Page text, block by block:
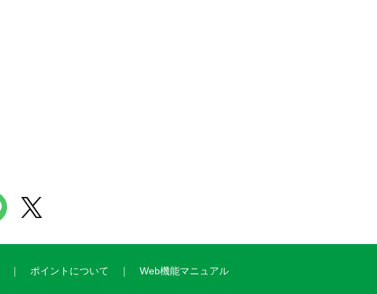
ポイントについて Web機能マニュアル